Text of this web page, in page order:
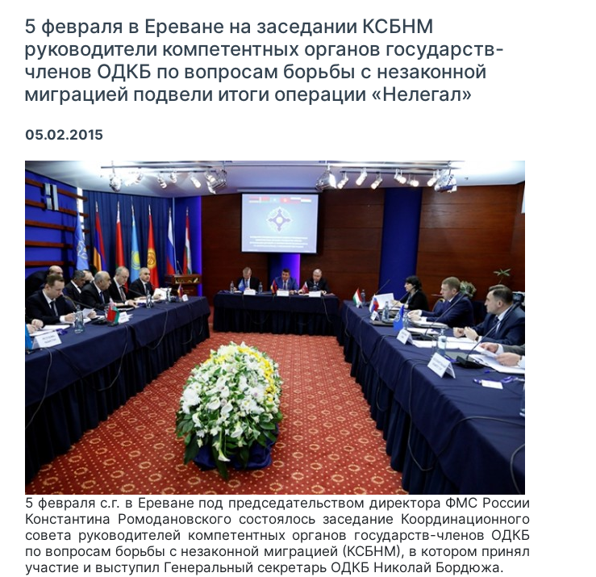
5 февраля в Ереване на заседании КСБНМ
руководители компетентных органов государств-
членов ОДКБ по вопросам борьбы с незаконной
миграцией подвели итоги операции «Нелегал»
05.02.2015
5 февраля с.г. в Ереване под председательством директора ФМС России
Константина Ромодановского состоялось заседание Координационного
совета руководителей компетентных органов государств-членов ОДКБ
по вопросам борьбы с незаконной миграцией (КСБНМ), в котором принял
участие и выступил Генеральный секретарь ОДКБ Николай Бордюжа.